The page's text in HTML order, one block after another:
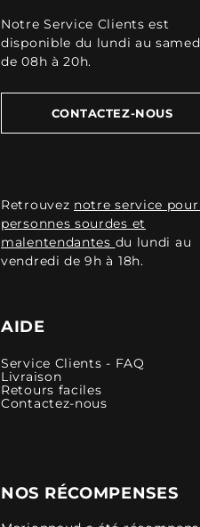
Notre Service Clients est
disponible du lundi au
de 08h à 20h.
CONTACTEZ-NOUS
Retrouvez notre service
personnes sourdes et
malentendantes du lundi au
vendredi de 9h à 18h.
AIDE
Service Clients - FAQ
Livraison
Retours faciles
Contactez-nous
NOS RÉCOMPENSES